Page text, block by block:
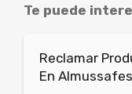
Te puede
Reclamar
En